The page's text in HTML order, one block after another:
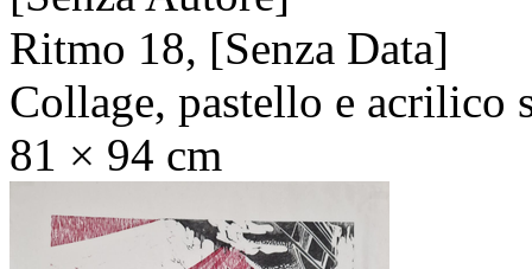
Ritmo 18, [Senza Data]
Collage, pastello e acrilico
81 × 94 cm